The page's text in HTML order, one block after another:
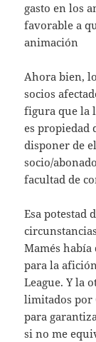
gasto en los
favorable a
animación
Ahora bien,
socios
figura que la
es propiedad
disponer de
socio/
facultad de
Esa potestad
Mamés
para la
League. Y la
limitados por
para
si no me